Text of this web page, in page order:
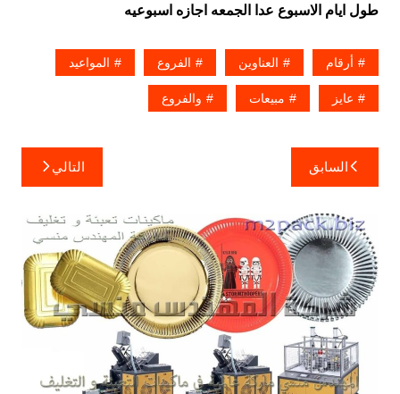
طول ايام الاسبوع عدا الجمعه اجازه اسبوعيه
أرقام العناوين الفروع المواعيد
عايز مبيعات والفروع
تصفّح
المقالات
السابق التالي